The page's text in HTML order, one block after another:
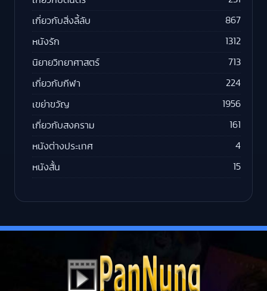
เกี่ยวกับสิ่งลี้ลับ 867
หนังรัก 1312
นิยายวิทยาศาสตร์ 713
เกี่ยวกับกีฬา 224
เขย่าขวัญ 1956
เกี่ยวกับสงคราม 161
หนังต่างประเทศ 4
หนังสั้น 15